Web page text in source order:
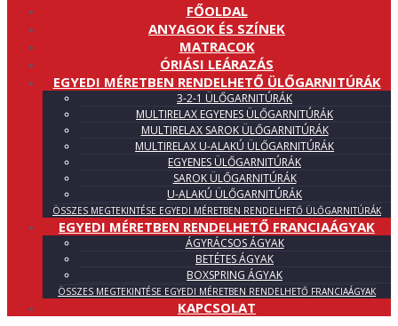
FŐOLDAL
ANYAGOK ÉS SZÍNEK
MATRACOK
ÓRIÁSI LEÁRAZÁS
EGYEDI MÉRETBEN RENDELHETŐ ÜLŐGARNITÚRÁK
3-2-1 ÜLŐGARNITÚRÁK
MULTIRELAX EGYENES ÜLŐGARNITÚRÁK
MULTIRELAX SAROK ÜLŐGARNITÚRÁK
MULTIRELAX U-ALAKÚ ÜLŐGARNITÚRÁK
EGYENES ÜLŐGARNITÚRÁK
SAROK ÜLŐGARNITÚRÁK
U-ALAKÚ ÜLŐGARNITÚRÁK
ÖSSZES MEGTEKINTÉSE EGYEDI MÉRETBEN RENDELHETŐ ÜLŐGARNITÚRÁK
EGYEDI MÉRETBEN RENDELHETŐ FRANCIAÁGYAK
ÁGYRÁCSOS ÁGYAK
BETÉTES ÁGYAK
BOXSPRING ÁGYAK
ÖSSZES MEGTEKINTÉSE EGYEDI MÉRETBEN RENDELHETŐ FRANCIAÁGYAK
KAPCSOLAT